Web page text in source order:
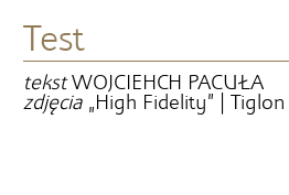
Test
tekstWOJCIEHCH PACUŁA
zdjęcia „High Fidelity” | Tiglon